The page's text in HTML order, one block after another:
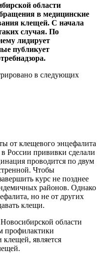
области
в медицинские
клещей. С начала
случая. По
лидирует
публикует
в следующих
от клещевого энцефалита
России прививки сделали
проводится по двум
Чтобы
курс не позднее
районов. Однако
но не от других
клещи.
области
профилактики
клещей, является